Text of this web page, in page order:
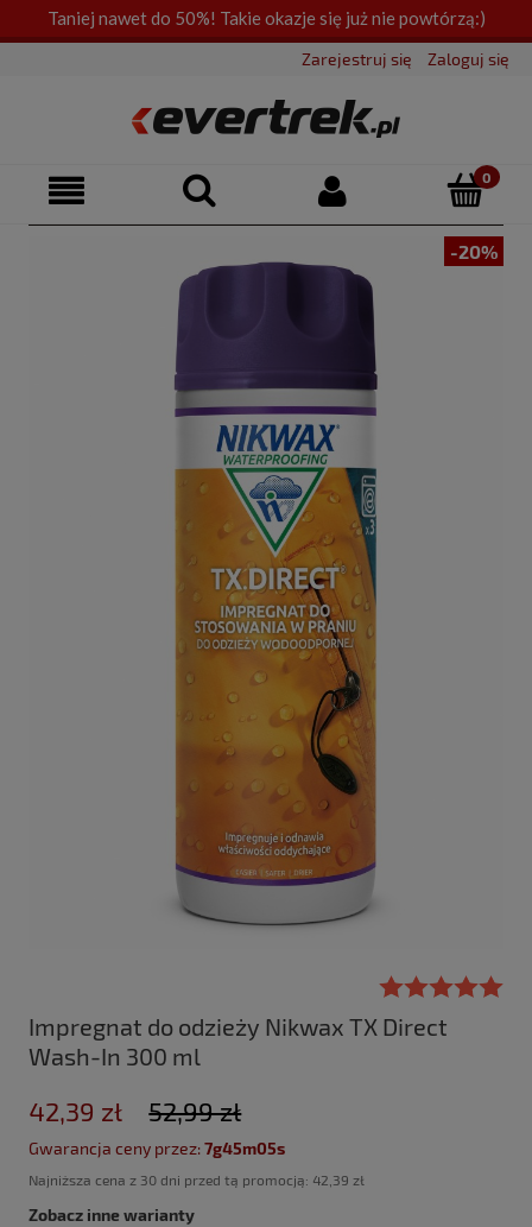
Taniej nawet do 50%! Takie okazje się już nie powtórzą:)
Zarejestruj się Zaloguj się
-20%
Impregnat do odzieży Nikwax TX Direct
Wash-In 300 ml
42,39 zł 52,99 zł
Gwarancja ceny przez:7g45m04s
Najniższa cena z 30 dni przed tą promocją: 42,39 zł
Zobacz inne warianty